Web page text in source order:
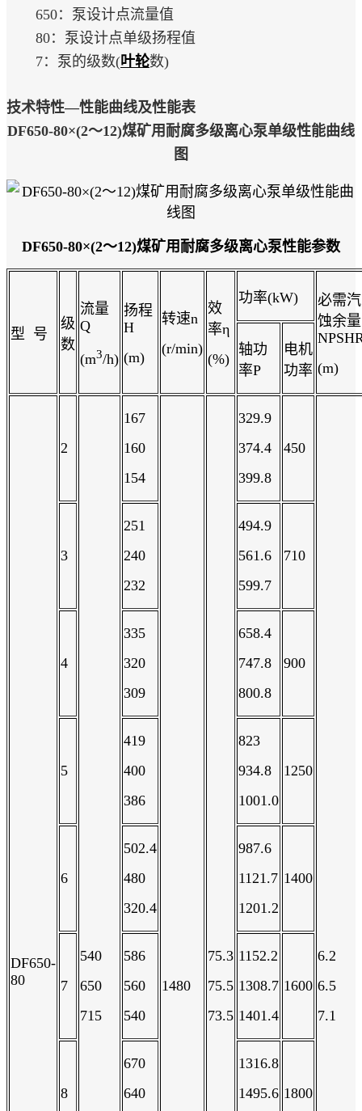
650：泵设计点流量值
80：泵设计点单级扬程值
7：泵的级数(叶轮数)
技术特性—性能曲线及性能表
DF650-80×(2～12)煤矿用耐腐多级离心泵单级性能曲线
图
DF650-80×(2～12)煤矿用耐腐多级离心泵性能参数
型 号
级
数
流量
Q
(m3/h)
扬程
H
(m)
转速n
(r/min)
效
率η
(%)
功率(kW)
必需汽
蚀余量
(m)
轴功
率P
电机
功率
DF650-
80
2
540
650
715
167
160
154
1480
75.3
75.5
73.5
329.9
374.4
399.8
450
6.2
6.5
7.1
3
251
240
232
494.9
561.6
599.7
710
4
335
320
309
658.4
747.8
800.8
900
5
419
400
386
823
934.8
1001.0
1250
6
502.4
480
320.4
987.6
1121.7
1201.2
1400
7
586
560
540
1152.2
1308.7
1401.4
1600
8
670
640
1316.8
1495.6 1800